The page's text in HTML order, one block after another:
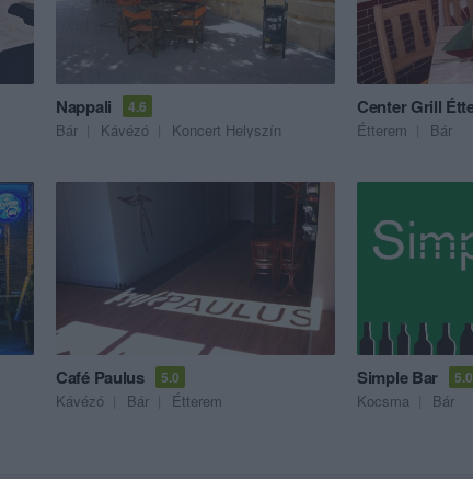
Nappali 4.6
Bár Kávézó Koncert Helyszín
Center Grill
Étterem Bár
Café Paulus 5.0
Kávézó Bár Étterem
Simple Bar 5.0
Kocsma Bár